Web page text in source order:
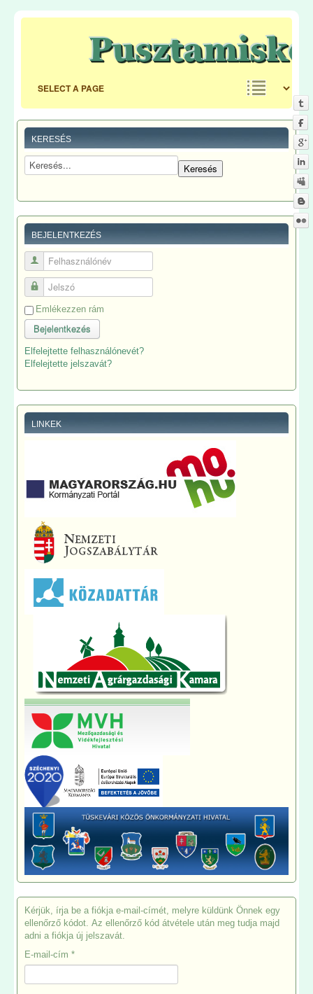
KERESÉS
BEJELENTKEZÉS
Felhasználónév
Jelszó
Emlékezzen rám
Bejelentkezés
Elfelejtette felhasználónevét?
Elfelejtette jelszavát?
LINKEK
Kérjük, írja be a fiókja e-mail-címét, melyre küldünk Önnek egy
ellenőrző kódot. Az ellenőrző kód átvétele után meg tudja majd
adni a fiókja új jelszavát.
E-mail-cím *